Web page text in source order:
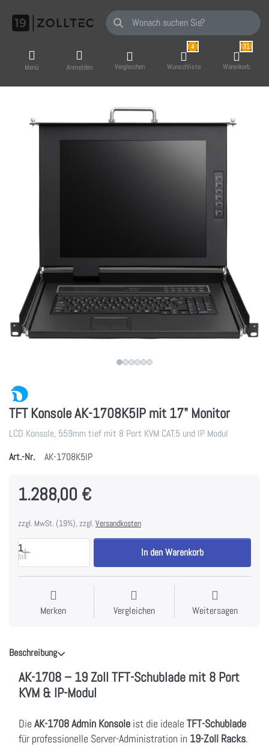
Geben Sie einen Suchbegriff ein. Während
Menü Anmelden Vergleichen
4
Wunschliste
31
Warenkorb
TFT Konsole AK-1708K5IP mit 17" Monitor
LCD Konsole, 559mm tief mit 8 Port KVM CAT.5 und IP Modul
Art.-Nr.
AK-1708K5IP
1.288,00 €
zzgl. MwSt. (19%), zzgl. Versandkosten
1
Stk In den Warenkorb
Merken Vergleichen Weitersagen
Beschreibung
AK-1708 – 19 Zoll TFT-Schublade mit 8 Port
KVM & IP-Modul
Die AK-1708 Admin Konsole ist die ideale TFT-Schublade
für professionelle Server-Administration in 19-Zoll Racks.